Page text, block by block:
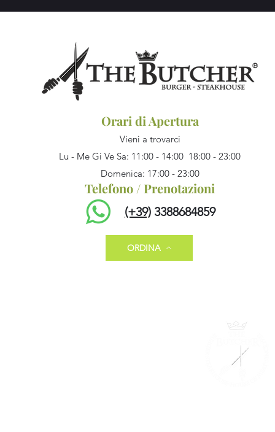
Orari di Apertura
Vieni a trovarci
Lu - Me Gi Ve Sa: 11:00 - 14:00 18:00 - 23:00
Domenica: 17:00 - 23:00
Telefono / Prenotazioni
(+39) 3388684859
ORDINA